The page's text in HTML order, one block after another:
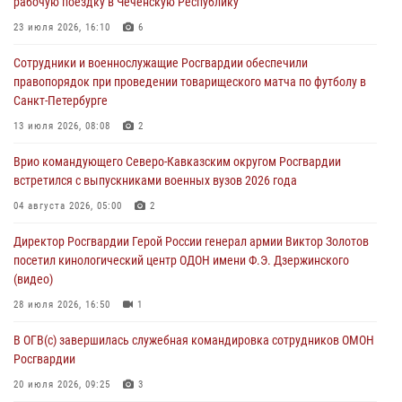
09 августа 2026, 05:00
проходит в Сибири
09 августа 2026, 04:00
Росгвардейцы провели патриотическое занятие для детей на
08 августа 2026, 14:10 3
В ЛНР росгвардейцы провели тренировку по единоборствам для
08 августа 2026, 13:00
23 июля 2026, 16:10 6
Сотрудники и военнослужащие Росгвардии обеспечили
правопорядок при проведении товарищеского матча по футболу в
Санкт-Петербурге
13 июля 2026, 08:08 2
Врио командующего Северо-Кавказским округом Росгвардии
встретился с выпускниками военных вузов 2026 года
04 августа 2026, 05:00 2
Директор Росгвардии Герой России генерал армии Виктор Золотов
посетил кинологический центр ОДОН имени Ф.Э. Дзержинского
(видео)
28 июля 2026, 16:50 1
В ОГВ(с) завершилась служебная командировка сотрудников ОМОН
Росгвардии
20 июля 2026, 09:25 3